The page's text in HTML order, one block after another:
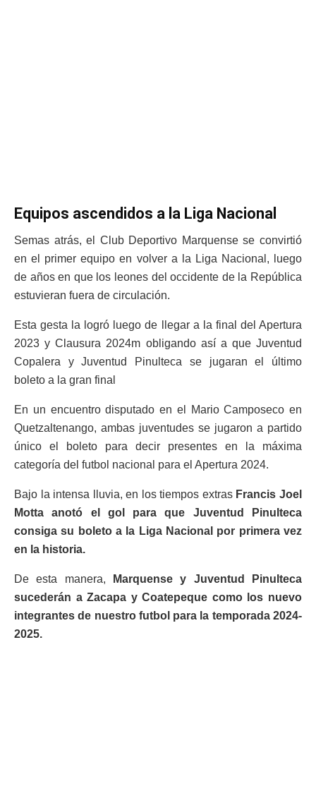
Equipos ascendidos a la Liga Nacional
Semas atrás, el Club Deportivo Marquense se convirtió
en el primer equipo en volver a la Liga Nacional, luego
de años en que los leones del occidente de la República
estuvieran fuera de circulación.
Esta gesta la logró luego de llegar a la final del Apertura
2023 y Clausura 2024m obligando así a que Juventud
Copalera y Juventud Pinulteca se jugaran el último
boleto a la gran final
En un encuentro disputado en el Mario Camposeco en
Quetzaltenango, ambas juventudes se jugaron a partido
único el boleto para decir presentes en la máxima
categoría del futbol nacional para el Apertura 2024.
Bajo la intensa lluvia, en los tiempos extras Francis Joel
Motta anotó el gol para que Juventud Pinulteca
consiga su boleto a la Liga Nacional por primera vez
en la historia.
De esta manera,
Marquense y Juventud Pinulteca
sucederán a Zacapa y Coatepeque como los nuevo
integrantes de nuestro futbol para la temporada 2024-
2025.